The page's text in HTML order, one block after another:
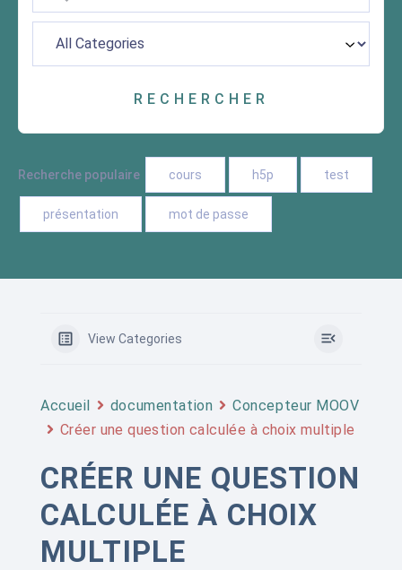
Recherche populaire cours h5p test
présentation mot de passe
View Categories
Accueil documentation
Concepteur MOOV
Créer une question calculée à choix multiple
CRÉER UNE QUESTION
CALCULÉE À CHOIX
MULTIPLE